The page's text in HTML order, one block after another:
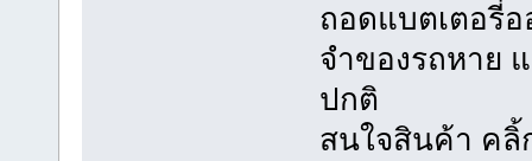
ถอดแบตเตอรี่
จำของรถหาย
ปกติ
สนใจสินค้า คลิ้